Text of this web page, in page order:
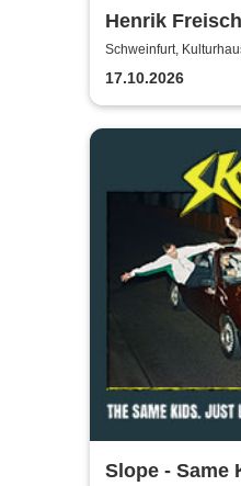
Henrik
Schweinfurt,
Schweinfurt
17.10.2026
Slope - Same